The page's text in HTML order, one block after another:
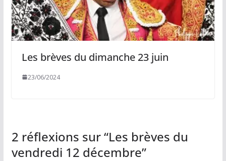
Les brèves du dimanche 23 juin
23/06/2024
2 réflexions sur “Les brèves du
vendredi 12 décembre”